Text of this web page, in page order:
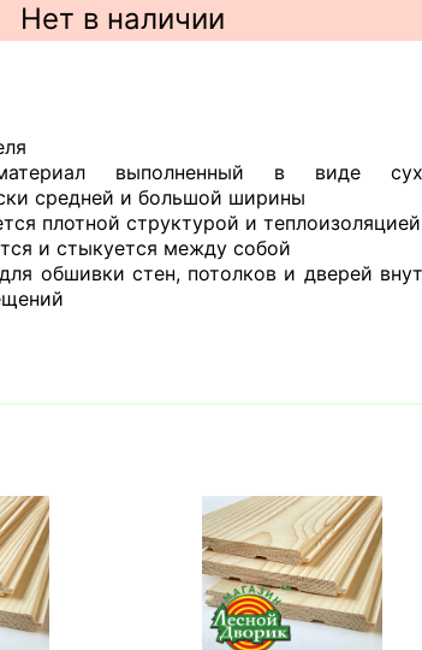
Нет в наличии
выполненный в виде
средней и большой ширины
плотной структурой и теплоизоляцией
и стыкуется между собой
обшивки стен, потолков и дверей